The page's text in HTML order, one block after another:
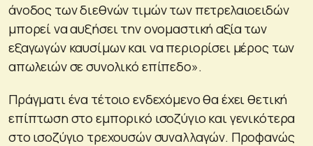
άνοδος των διεθνών τιμών των πετρελαιοειδών
μπορεί να αυξήσει την ονομαστική αξία των
εξαγωγών καυσίμων και να περιορίσει μέρος των
απωλειών σε συνολικό επίπεδο».
Πράγματι ένα τέτοιο ενδεχόμενο θα έχει θετική
επίπτωση στο εμπορικό ισοζύγιο και γενικότερα
στο ισοζύγιο τρεχουσών συναλλαγών. Προφανώς